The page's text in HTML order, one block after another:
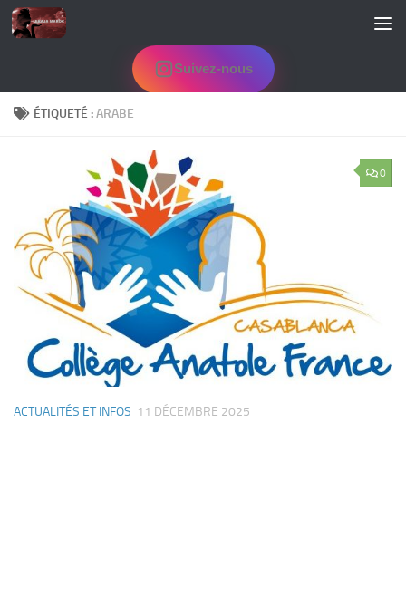
Skip to content
Suivez-nous
ÉTIQUETÉ :ARABE
0
ACTUALITÉS ET INFOS 11 DÉCEMBRE 2025